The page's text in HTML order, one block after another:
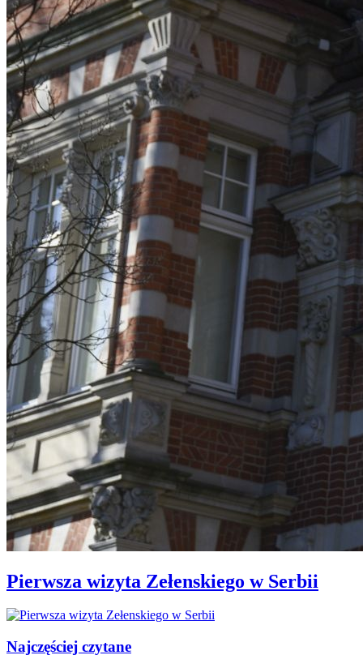
Pierwsza wizyta Zełenskiego w Serbii
Najczęściej czytane